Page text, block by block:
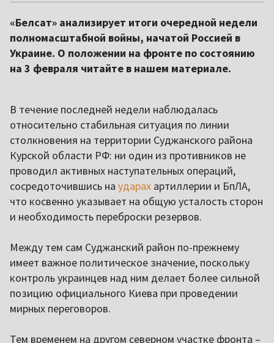
«Белсат» анализирует итоги очередной недели
полномасштабной войны, начатой Россией в
Украине. О положении на фронте по состоянию
на 3 февраля читайте в нашем материале.
В течение последней недели наблюдалась
относительно стабильная ситуация по линии
столкновения на территории Суджанского района
Курской области РФ: ни один из противников не
проводил активных наступательных операций,
сосредоточившись на ударах артиллерии и БпЛА,
что косвенно указывает на общую усталость сторон
и необходимость переброски резервов.
Между тем сам Суджанский район по-прежнему
имеет важное политическое значение, поскольку
контроль украинцев над ним делает более сильной
позицию официального Киева при проведении
мирных переговоров.
Тем временем на другом северном участке фронта –